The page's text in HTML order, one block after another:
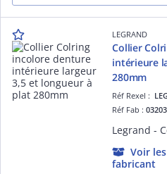
LEGRAND
Collier
intérieure
280mm
Réf Rexel :
Réf Fab :
Voir
fabricant